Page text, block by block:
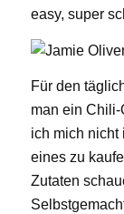
easy, super
Für den
man ein Chili-
ich mich nicht
eines zu
Zutaten